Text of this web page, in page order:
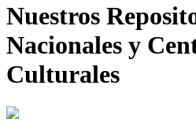
Nuestros
Nacionales y
Culturales